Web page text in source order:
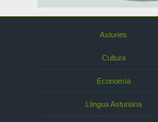
Asturies
Cultura
Economía
Llingua Asturiana